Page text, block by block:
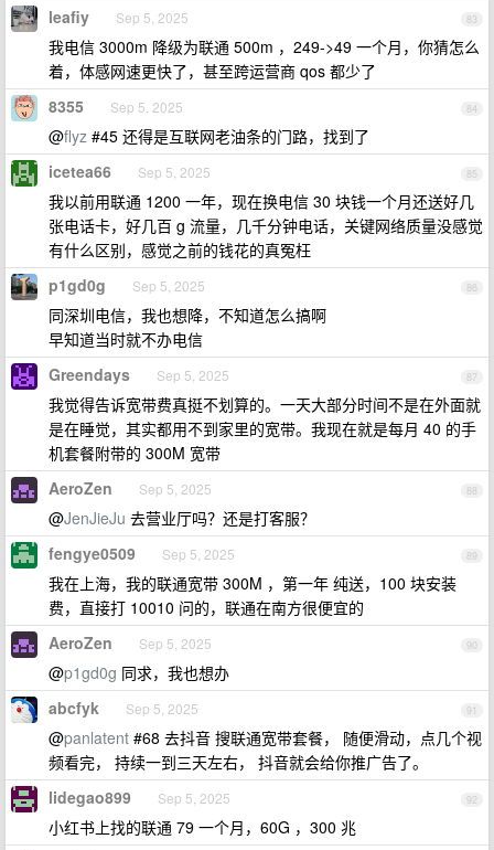
83
leafiy Sep 5, 2025
我电信 3000m 降级为联通 500m ，249->49 一个月，你猜怎么
着，体感网速更快了，甚至跨运营商 qos 都少了
84
8355 Sep 5, 2025
@flyz #45 还得是互联网老油条的门路，找到了
85
icetea66 Sep 5, 2025
我以前用联通 1200 一年，现在换电信 30 块钱一个月还送好几
张电话卡，好几百 g 流量，几千分钟电话，关键网络质量没感觉
有什么区别，感觉之前的钱花的真冤枉
86
p1gd0g Sep 5, 2025
同深圳电信，我也想降，不知道怎么搞啊
早知道当时就不办电信
87
Greendays Sep 5, 2025
我觉得告诉宽带费真挺不划算的。一天大部分时间不是在外面就
是在睡觉，其实都用不到家里的宽带。我现在就是每月 40 的手
机套餐附带的 300M 宽带
88
AeroZen Sep 5, 2025
@JenJieJu 去营业厅吗？还是打客服？
89
fengye0509 Sep 5, 2025
我在上海，我的联通宽带 300M ，第一年 纯送，100 块安装
费，直接打 10010 问的，联通在南方很便宜的
90
AeroZen Sep 5, 2025
@p1gd0g 同求，我也想办
91
abcfyk Sep 5, 2025
@panlatent #68 去抖音 搜联通宽带套餐， 随便滑动，点几个视
频看完， 持续一到三天左右， 抖音就会给你推广告了。
92
lidegao899 Sep 5, 2025
小红书上找的联通 79 一个月，60G ，300 兆